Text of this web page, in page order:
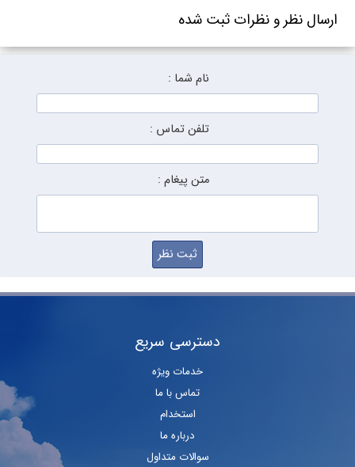
ارسال نظر و نظرات ثبت شده
نام شما :
تلفن تماس :
متن پیغام :
دسترسی سریع
خدمات ویژه
تماس با ما
استخدام
درباره ما
سوالات متداول